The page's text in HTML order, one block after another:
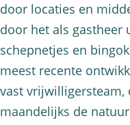
door locaties en
door het als gastheer
schepnetjes en
meest recente
vast vrijwilligersteam,
maandelijks de